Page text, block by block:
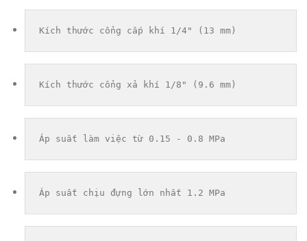
Kích thước cổng cấp khí 1/4" (13 mm)
Kích thước cổng xả khí 1/8" (9.6 mm)
Áp suất làm việc từ 0.15 - 0.8 MPa
Áp suất chịu đựng lớn nhất 1.2 MPa